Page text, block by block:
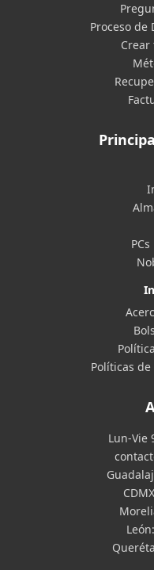
Proceso de
Crear
Políticas
Lun-Vie
León: